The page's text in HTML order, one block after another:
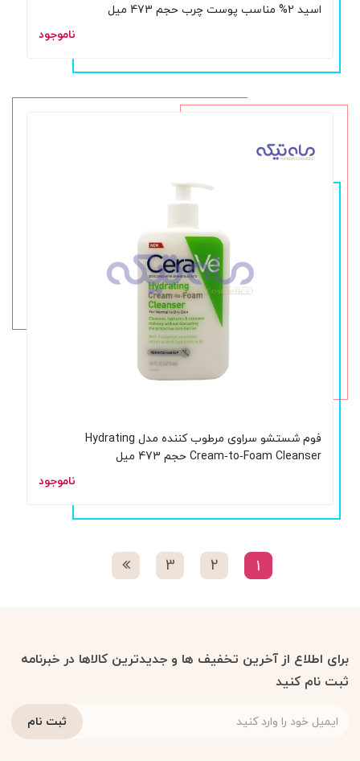
اسید 2% مناسب پوست چرب حجم 473 میل
ناموجود
فوم شستشو سراوی مرطوب کننده مدل Hydrating
Cream‑to‑Foam Cleanser حجم 473 میل
ناموجود
1
2
3
برای اطلاع از آخرین تخفیف ها و جدیدترین کالاها در خبرنامه
ثبت نام کنید